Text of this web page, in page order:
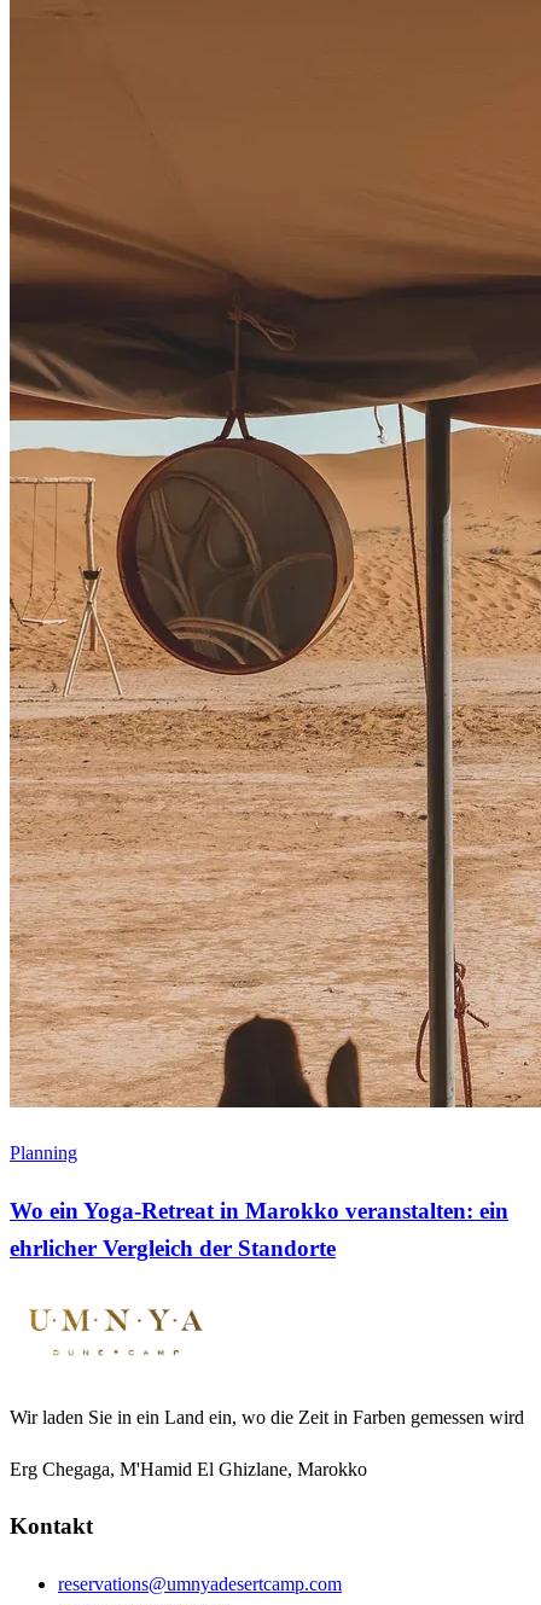
Planning
Wo ein Yoga-Retreat in Marokko veranstalten: ein
ehrlicher Vergleich der Standorte
Wir laden Sie in ein Land ein, wo die Zeit in Farben gemessen wird
Erg Chegaga, M'Hamid El Ghizlane, Marokko
Kontakt
reservations@umnyadesertcamp.com